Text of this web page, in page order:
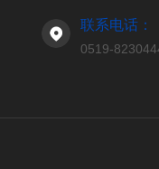
联系电话：